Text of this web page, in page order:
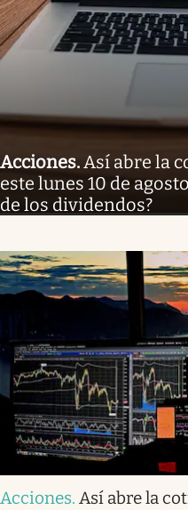
Acciones.Así abre la
este lunes 10 de
de los dividendos?
Acciones. Así abre la